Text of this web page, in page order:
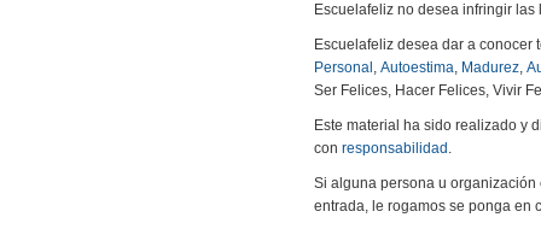
Escuelafeliz no desea infringir
Escuelafeliz desea dar a
Personal , Autoestima, Madurez,
Ser Felices, Hacer Felices, Vivir
Este material ha sido realizado y
con responsabilidad .
Si alguna persona u
entrada, le rogamos se ponga en